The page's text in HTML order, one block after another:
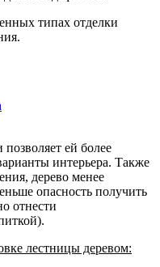
типах отделки
ей более
интерьера. Также
дерево менее
опасность получить
отнести
лестницы деревом: